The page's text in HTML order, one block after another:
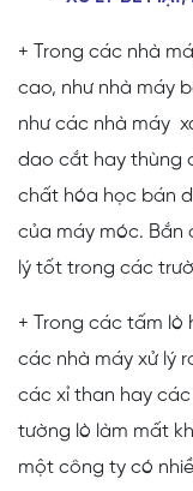
+ Trong các nhà
cao, như nhà máy
như các nhà máy
dao cắt hay thùng
chất hóa học bán
của máy móc. Bắn
lý tốt trong các
+ Trong các tấm lò
các nhà máy xử lý
các xỉ than hay các
tường lò làm mất
một công ty có